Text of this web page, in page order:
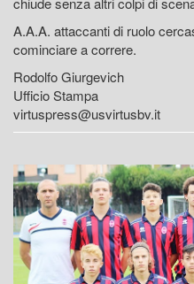
A.A.A. attaccanti di ruolo
cominciare a correre.
Rodolfo Giurgevich
Ufficio Stampa
virtuspress@usvirtusbv.it